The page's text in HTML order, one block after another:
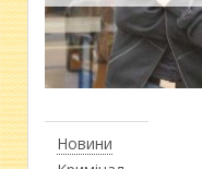
Новини